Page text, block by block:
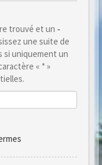
trouvé et un -
une suite de
uniquement un
« * »